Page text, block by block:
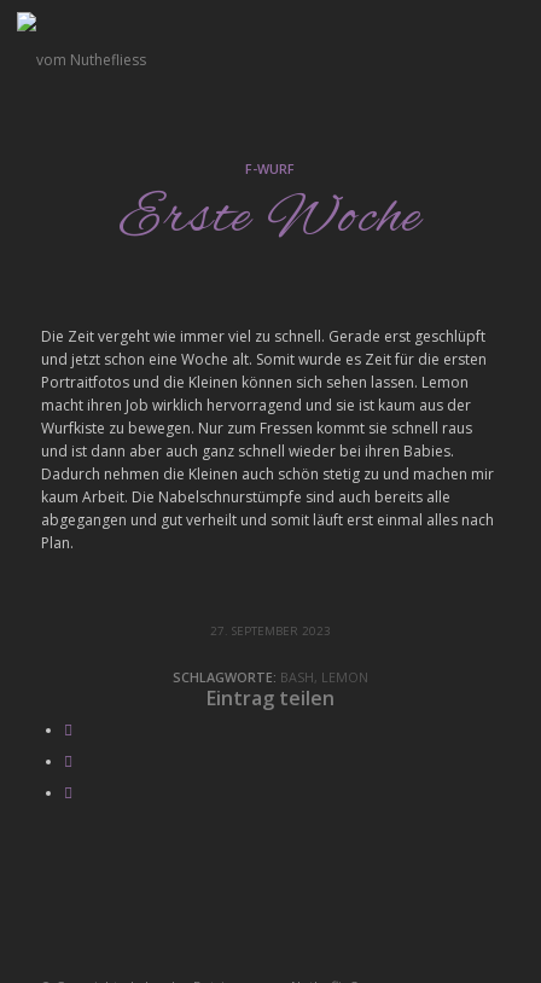
F-WURF
Erste Woche
Die Zeit vergeht wie immer viel zu schnell. Gerade erst geschlüpft
und jetzt schon eine Woche alt. Somit wurde es Zeit für die ersten
Portraitfotos und die Kleinen können sich sehen lassen. Lemon
macht ihren Job wirklich hervorragend und sie ist kaum aus der
Wurfkiste zu bewegen. Nur zum Fressen kommt sie schnell raus
und ist dann aber auch ganz schnell wieder bei ihren Babies.
Dadurch nehmen die Kleinen auch schön stetig zu und machen mir
kaum Arbeit. Die Nabelschnurstümpfe sind auch bereits alle
abgegangen und gut verheilt und somit läuft erst einmal alles nach
Plan.
27. SEPTEMBER 2023
SCHLAGWORTE: BASH, LEMON
Eintrag teilen